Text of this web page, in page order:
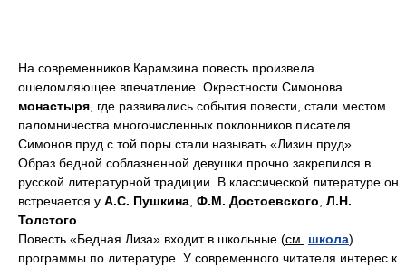
На современников Карамзина повесть произвела
ошеломляющее впечатление. Окрестности Симонова
монастыря , где развивались события повести, стали местом
паломничества многочисленных поклонников писателя.
Симонов пруд с той поры стали называть «Лизин пруд».
Образ бедной соблазненной девушки прочно закрепился в
русской литературной традиции. В классической литературе он
встречается у А.С. Пушкина Ф.М. Достоевского Л.Н.
Толстого
Повесть «Бедная Лиза» входит в школьные (см. школа)
программы по литературе. У современного читателя интерес к